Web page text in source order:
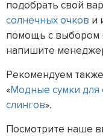
подобрать свой
солнечных очков и
помощь с выбором
напишите
Рекомендуем
«Модные сумки для
слингов».
Посмотрите наше